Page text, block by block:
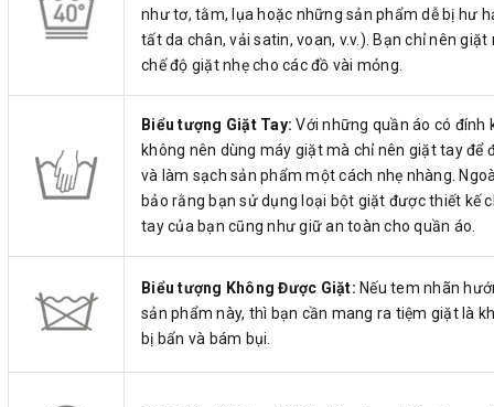
như tơ, tằm, lụa hoặc những sản phẩm dễ bị hư
tất da chân, vải satin, voan, v.v.). Bạn chỉ nên
chế độ giặt nhẹ cho các đồ vài mỏng.
Biểu tượng Giặt Tay: Với những quần áo có đính
không nên dùng máy giặt mà chỉ nên giặt tay
và làm sạch sản phẩm một cách nhẹ nhàng.
bảo rằng bạn sử dụng loại bột giặt được thiết kế
tay của bạn cũng như giữ an toàn cho quần áo.
Biểu tượng Không Được Giặt: Nếu tem nhãn
sản phẩm này, thì bạn cần mang ra tiệm giặt là
bị bẩn và bám bụi.